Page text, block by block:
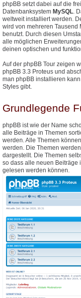
phpBB setzt dabei auf die
Datenbanksystem MySQL.
weltweit installiert werden.
wird von mehreren Tausend
benutzt. Durch diesen
alle möglichen
deinen optischen und
Auf der phpBB Tour zeigen
phpBB 3.3 Proteus und
man phpBB installieren
Styles gibt.
Grundlegende
phpBB ist wie der Name
alle Beiträge in Themen
werden. Alle Themen
werden. Die Themen
dargestellt. Die Themen
so dass alle neuen Beiträge
gelesen werden können.